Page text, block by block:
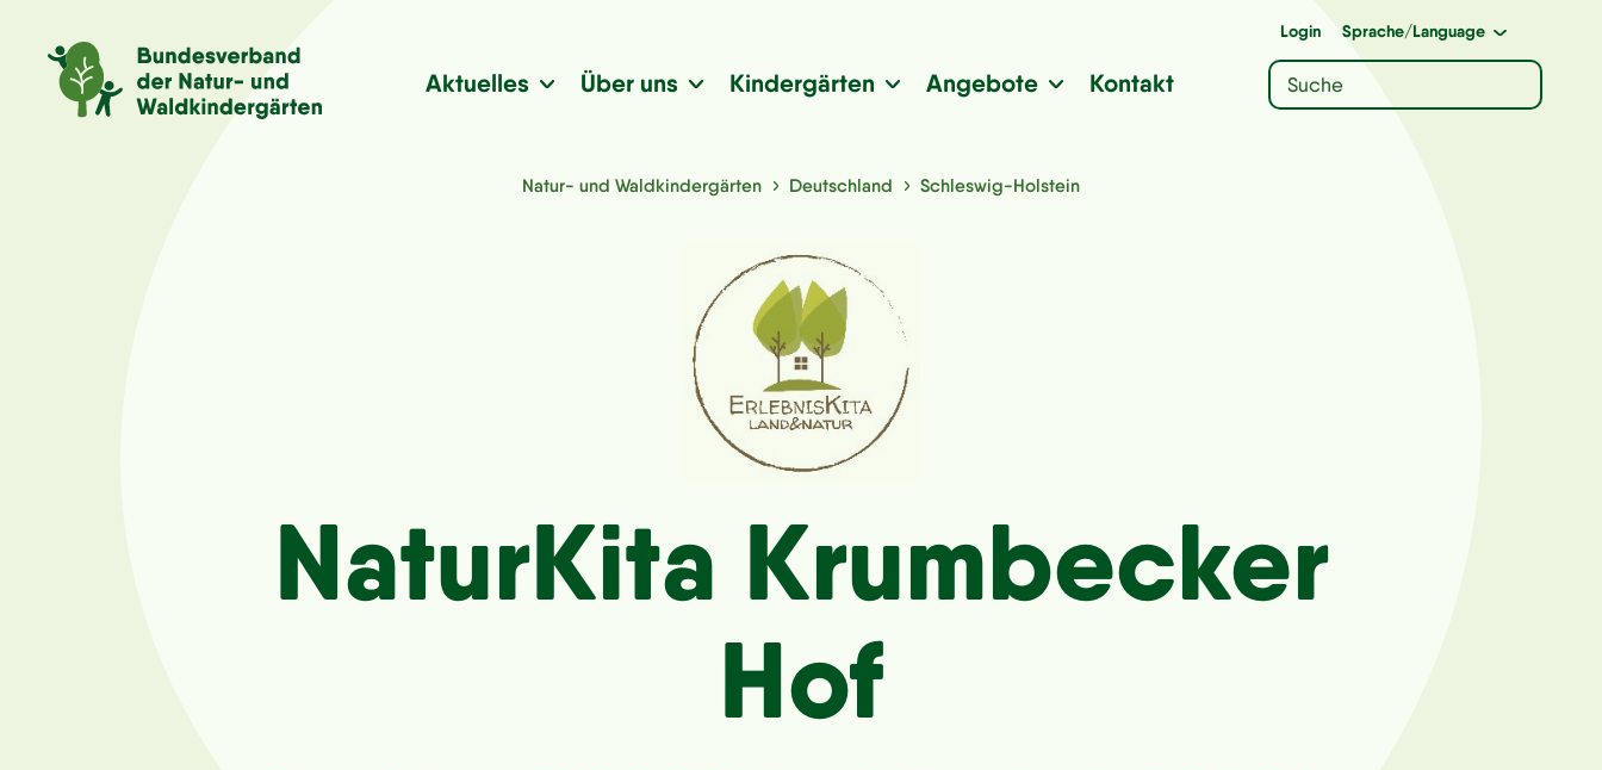
Login Sprache/Language
Aktuelles Über uns Kindergärten Angebote Kontakt
Natur- und Waldkindergärten Deutschland Schleswig-Holstein
NaturKita Krumbecker
Hof